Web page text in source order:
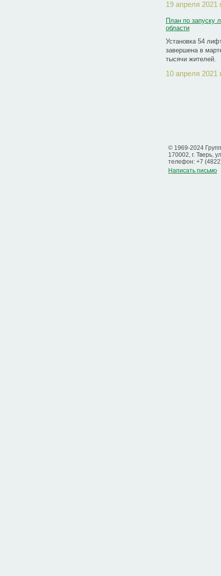
19 апреля 2021
План по запуску
области
Установка 54
завершена в
тысячи жителей.
10 апреля 2021
© 1969-2024
170002, г. Тверь,
телефон: +7
Написать письмо